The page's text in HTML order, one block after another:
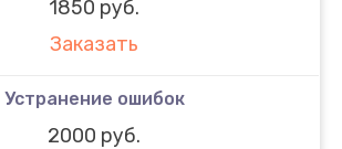
1850 руб.
Заказать
Устранение ошибок
2000 руб.